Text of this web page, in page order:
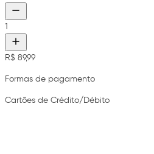
1
R$ 89,99
Formas de pagamento
Cartões de Crédito/Débito